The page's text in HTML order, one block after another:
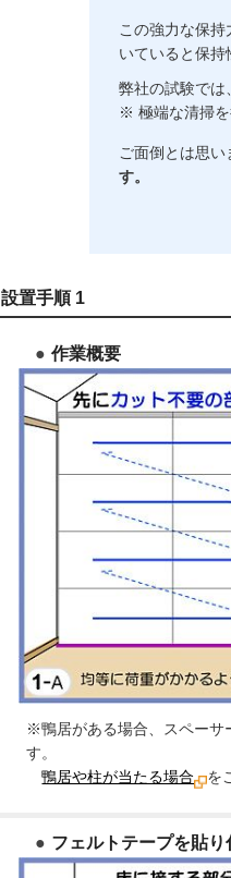
この強力な保
いていると保持
弊社の試験では
※ 極端な清掃を
ご面倒とは思い
す。
設置手順 1
作業概要
※鴨居がある場合、スペーサ
す。
鴨居や柱が当たる場合
を
フェルトテープを貼り